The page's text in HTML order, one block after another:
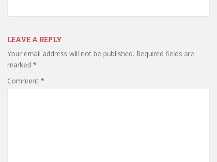
LEAVE A REPLY
Your email address will not be published. Required fields are
marked *
Comment *